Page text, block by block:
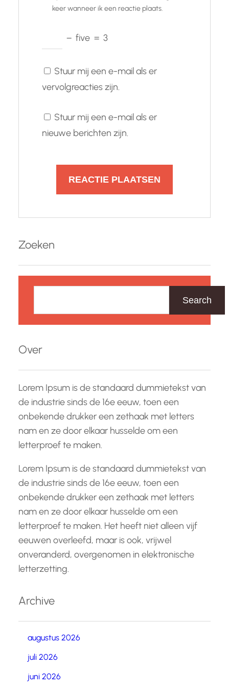
keer wanneer ik een reactie plaats.
− five = 3
Stuur mij een e-mail als er
vervolgreacties zijn.
Stuur mij een e-mail als er
nieuwe berichten zijn.
Zoeken
k
n
Search
Over
Lorem Ipsum is de standaard dummietekst van
de industrie sinds de 16e eeuw, toen een
onbekende drukker een zethaak met letters
nam en ze door elkaar husselde om een
letterproef te maken.
Lorem Ipsum is de standaard dummietekst van
de industrie sinds de 16e eeuw, toen een
onbekende drukker een zethaak met letters
nam en ze door elkaar husselde om een
letterproef te maken. Het heeft niet alleen vijf
eeuwen overleefd, maar is ook, vrijwel
onveranderd, overgenomen in elektronische
letterzetting.
Archive
augustus 2026
juli 2026
juni 2026